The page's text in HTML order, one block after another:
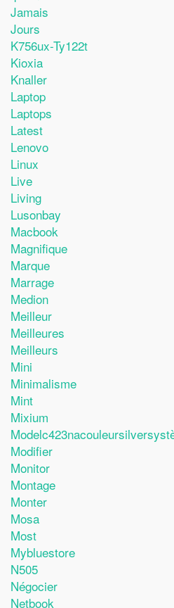
Jamais
Jours
K756ux-Ty122t
Kioxia
Knaller
Laptop
Laptops
Latest
Lenovo
Linux
Live
Living
Lusonbay
Macbook
Magnifique
Marque
Marrage
Medion
Meilleur
Meilleures
Meilleurs
Mini
Minimalisme
Mint
Mixium
Modifier
Monitor
Montage
Monter
Mosa
Most
Mybluestore
N505
Négocier
Netbook